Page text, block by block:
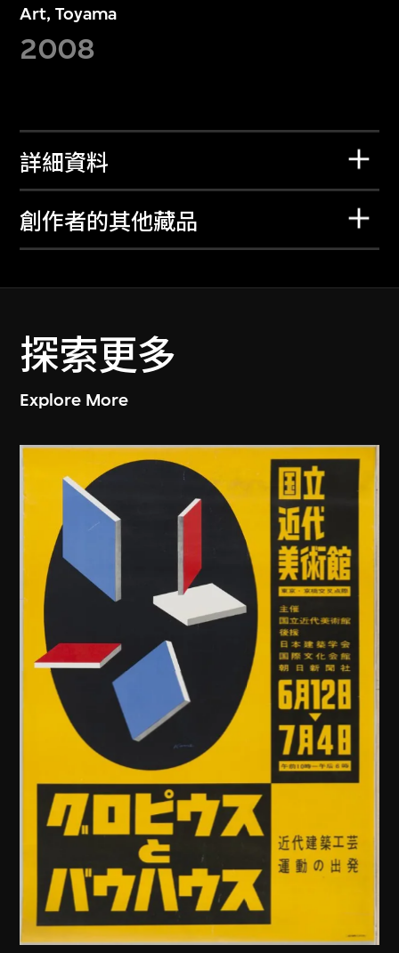
Art, Toyama
2008
詳細資料
創作者的其他藏品
探索更多
Explore More